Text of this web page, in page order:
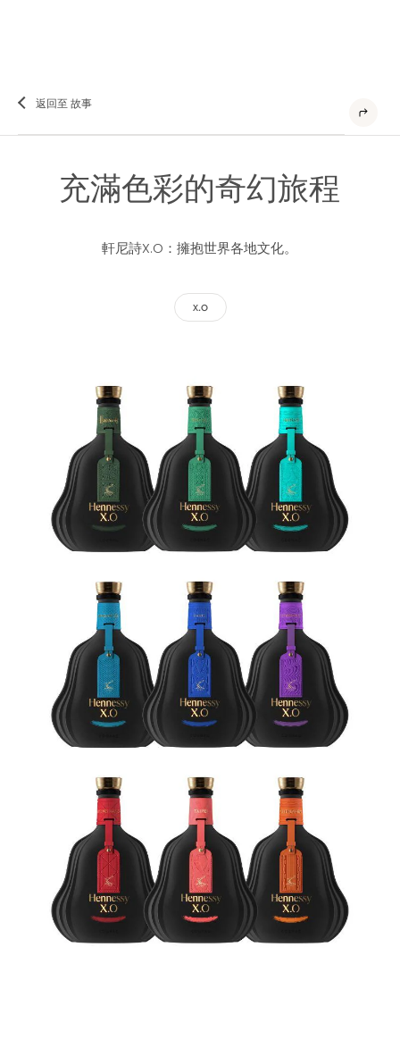
返回至 故事
充滿色彩的奇幻旅程
軒尼詩X.O：擁抱世界各地文化。
X.O